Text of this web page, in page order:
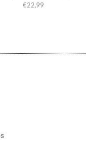
€22,99